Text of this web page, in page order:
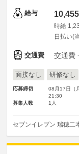
給与
時給
日払い(
交通費 交通費
面接なし 研修なし
応募締切
08月17日（
21:30
募集人数
1人
セブンイレブン 瑞穂二